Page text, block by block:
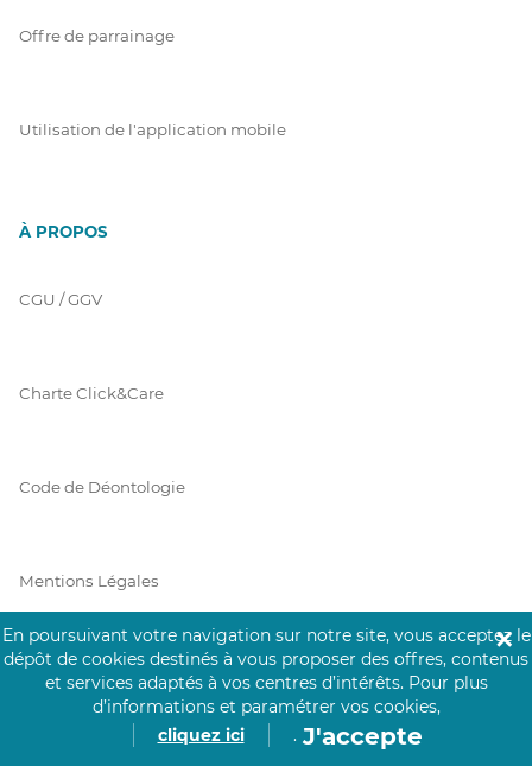
Offre de parrainage
Utilisation de l'application mobile
À PROPOS
CGU / GGV
Charte Click&Care
Code de Déontologie
Mentions Légales
Prérequis Click&Care
En poursuivant votre navigation sur notre site, vous acceptez le
dépôt de cookies destinés à vous proposer des offres, contenus
et services adaptés à vos centres d’intérêts. Pour plus
d’informations et paramétrer vos cookies,
cliquez ici
. J'accepte
✕